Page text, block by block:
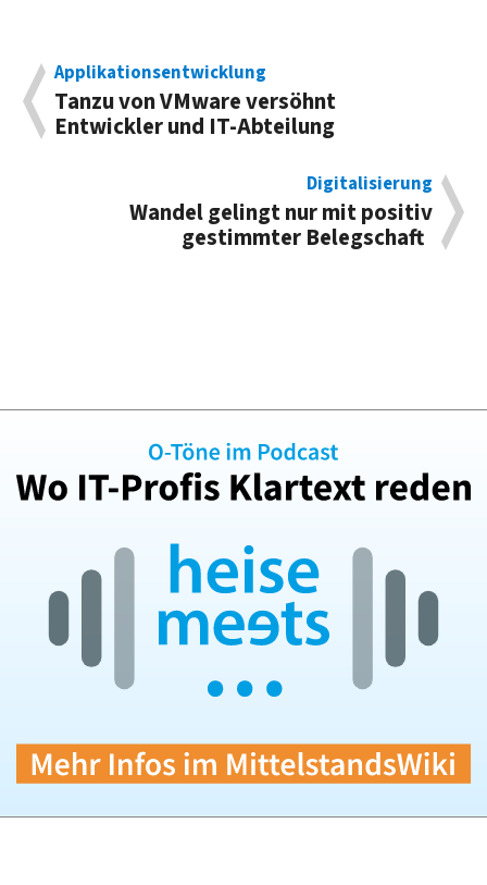
Applikationsentwicklung
Tanzu von VMware versöhnt
Entwickler und IT-Abteilung
Digitalisierung
Wandel gelingt nur mit positiv
gestimmter Belegschaft